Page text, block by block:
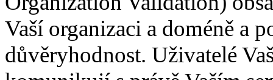
Vaší organizaci a doméně a
důvěryhodnost. Uživatelé